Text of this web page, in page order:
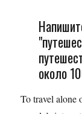
около
To travel alone